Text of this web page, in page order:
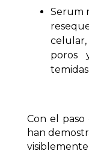
Serum
poros
Con el
han